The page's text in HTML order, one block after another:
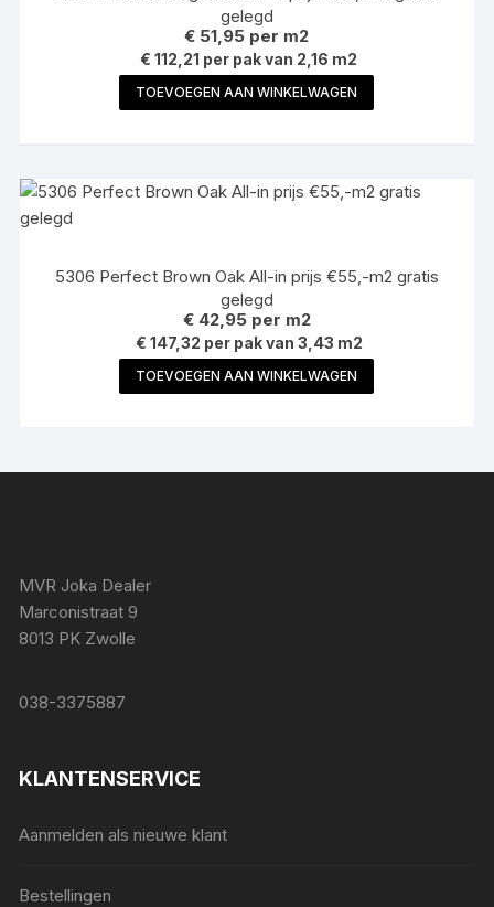
gelegd
€ 51,95 per m2
€ 112,21 per pak van 2,16 m2
TOEVOEGEN AAN WINKELWAGEN
5306 Perfect Brown Oak All-in prijs €55,-m2 gratis
gelegd
€42,95per m2
€ 147,32 per pak van 3,43 m2
TOEVOEGEN AAN WINKELWAGEN
MVR Joka Dealer
Marconistraat 9
8013 PK Zwolle
038-3375887
KLANTENSERVICE
Aanmelden als nieuwe klant
Bestellingen